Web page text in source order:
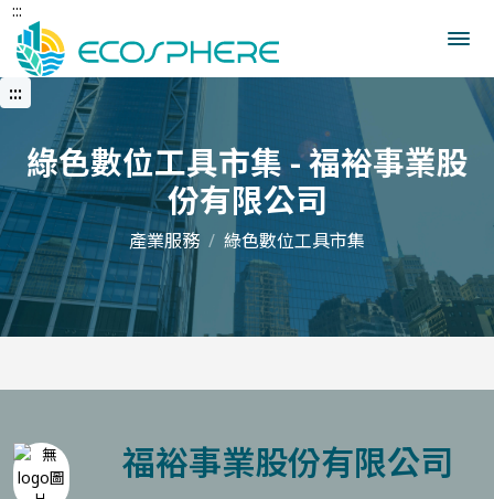
跳
到
中
內
:::
:::
綠色數位工具市集 - 福裕事業股
份有限公司
產業服務 綠色數位工具市集
福裕事業股份有限公司